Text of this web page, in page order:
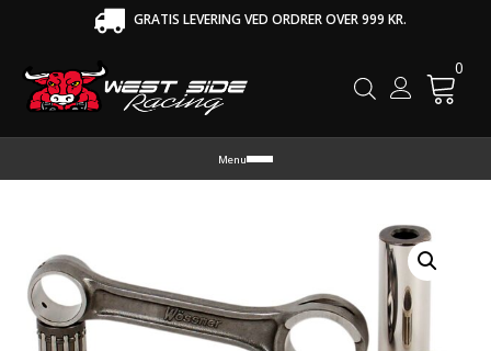
GRATIS LEVERING VED ORDRER OVER 999 KR.
0
Menu